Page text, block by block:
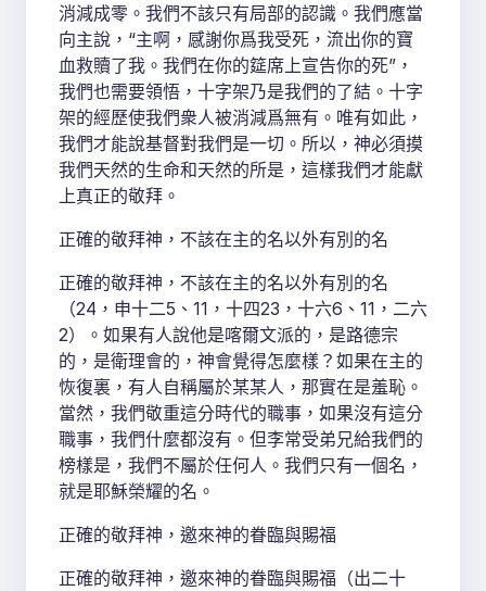
消減成零。我們不該只有局部的認識。我們應當
向主說，“主啊，感謝你爲我受死，流出你的寶
血救贖了我。我們在你的筵席上宣告你的死”，
我們也需要領悟，十字架乃是我們的了結。十字
架的經歷使我們衆人被消減爲無有。唯有如此，
我們才能說基督對我們是一切。所以，神必須摸
我們天然的生命和天然的所是，這樣我們才能獻
上真正的敬拜。
正確的敬拜神，不該在主的名以外有別的名
正確的敬拜神，不該在主的名以外有別的名
（24，申十二5、11，十四23，十六6、11，二六
2）。如果有人說他是喀爾文派的，是路德宗
的，是衛理會的，神會覺得怎麼樣？如果在主的
恢復裏，有人自稱屬於某某人，那實在是羞恥。
當然，我們敬重這分時代的職事，如果沒有這分
職事，我們什麼都沒有。但李常受弟兄給我們的
榜樣是，我們不屬於任何人。我們只有一個名，
就是耶穌榮耀的名。
正確的敬拜神，邀來神的眷臨與賜福
正確的敬拜神，邀來神的眷臨與賜福（出二十